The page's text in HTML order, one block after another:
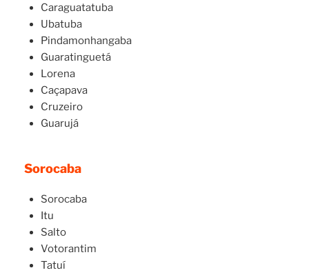
Caraguatatuba
Ubatuba
Pindamonhangaba
Guaratinguetá
Lorena
Caçapava
Cruzeiro
Guarujá
Sorocaba
Sorocaba
Itu
Salto
Votorantim
Tatuí